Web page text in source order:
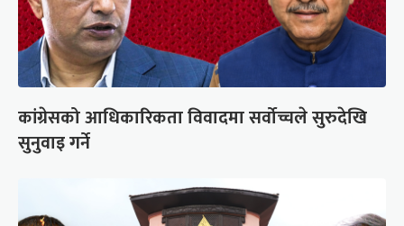
कांग्रेसको आधिकारिकता विवादमा सर्वोच्चले सुरुदेखि
सुनुवाइ गर्ने